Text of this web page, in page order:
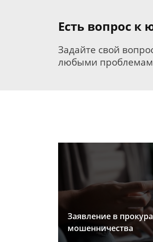
Есть вопрос к
Задайте свой
любыми
Заявление в
мошенничества